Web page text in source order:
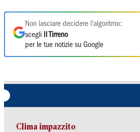
Non lasciare decidere l'algoritmo:
scegli
Il Tirreno
per le tue notizie su Google
Clima impazzito